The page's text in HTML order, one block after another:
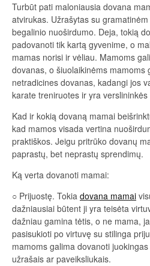
Turbūt pati maloniausia dovana
atvirukas. Užrašytas su
begalinio nuoširdumo. Deja, tokią
padovanoti tik kartą gyvenime, o
mamas norisi ir vėliau. Mamoms
dovanas, o šiuolaikinėms mamoms
netradicines dovanas, kadangi jos
karate treniruotes ir yra
Kad ir kokią dovaną mamai
kad mamos visada vertina
praktiškos. Jeigu pritrūko dovanų
paprastų, bet neprastų sprendimų.
Ką verta dovanoti mamai:
○ Prijuostę. Tokia dovana mamai
dažniausiai būtent ji yra teisėta
dažniau gamina tėtis, o ne mama,
pasisukioti po virtuvę su stilinga
mamoms galima dovanoti
užrašais ar paveiksliukais.